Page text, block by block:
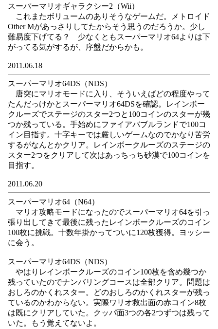
スーパーマリオギャラクシー2（Wii）
これまたボリュームのありそうなゲームだ。メトロイド
Other Mがあっさりしてたからそう思うのだろうか。少し
難易度下げてる？ 少なくともスーパーマリオ64よりは下
がってる気がするが、序盤だからかも。
2011.06.18
スーパーマリオ64DS（NDS）
唐突にマリオモードに入り、そういえばどの程度やって
たんだっけかとスーパーマリオ64DSを確認。レインボー
クルーズでステージのスター2つと100コインのスターが幾
つか残っている。手始めにファイアバブルランドで100コ
イン目指す。十字キーでは厳しいゲームなのでかなり苦労
するがなんとかクリア。レインボークルーズのステージの
スター2つをクリアして次はあっちっち砂漠で100コインを
目指す。
2011.06.20
スーパーマリオ64（N64）
マリオ攻略モードになったのでスーパーマリオ64を引っ
張り出してきて最後に残ったレインボークルーズのコイン
100枚に挑戦。十数年掛かってついに120枚獲得。ヨッシー
に会う。
スーパーマリオ64DS（NDS）
やはりレインボークルーズのコイン100枚を含め幾つか
残っていたのでナンバリングコースは全部クリア。問題は
おしろのかくれスター。どのおしろのかくれスターが残っ
ているのかわからない。実際ワリオ救出面の赤コイン8枚
は既にクリアしていた。クッパ面3つの各2つずつは残って
いた。もう覚えてないよ。